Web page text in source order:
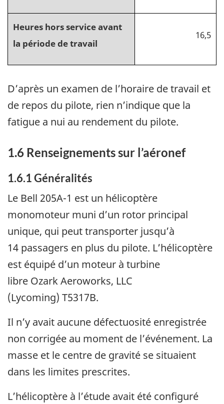
Heures hors service avant
la période de travail
16,5
D’après un examen de l’horaire de travail et
de repos du pilote, rien n’indique que la
fatigue a nui au rendement du pilote.
1.6 Renseignements sur l’aéronef
1.6.1Généralités
Le Bell 205A-1 est un hélicoptère
monomoteur muni d’un rotor principal
unique, qui peut transporter jusqu’à
14 passagers en plus du pilote. L’hélicoptère
est équipé d’un moteur à turbine
libre Ozark Aeroworks, LLC
(Lycoming) T5317B.
Il n’y avait aucune défectuosité enregistrée
non corrigée au moment de l’événement. La
masse et le centre de gravité se situaient
dans les limites prescrites.
L’hélicoptère à l’étude avait été configuré